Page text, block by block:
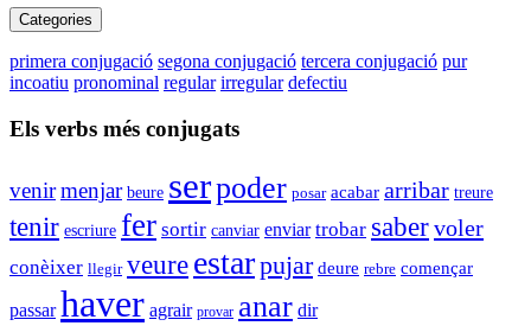
Categories
primera conjugació segona conjugació tercera conjugació pur
incoatiu pronominal regular irregular defectiu
Els verbs més conjugats
venirmenjar beure serpoder posar acabar arribar treure
tenir escriure fer sortir canviar enviar trobar sabervoler
conèixer llegir veure estarpujar deure rebre començar
passar haver agrair provar anar dir